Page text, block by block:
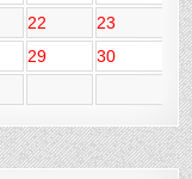
22
23
29
30